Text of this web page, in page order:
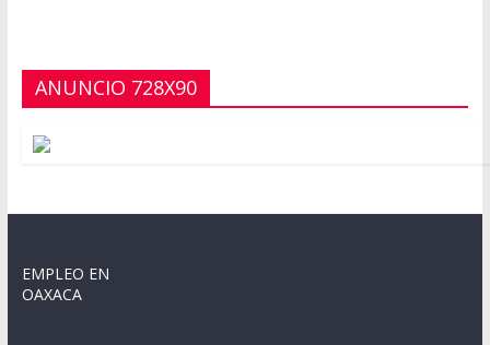
ANUNCIO 728X90
EMPLEO EN
OAXACA